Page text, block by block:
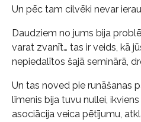
Un pēc tam cilvēki nevar
Daudziem no jums bija
varat zvanīt… tas ir veids, kā
nepiedalītos šajā seminārā,
Un tas noved pie runāšanas
līmenis bija tuvu nullei,
asociācija veica pētījumu,